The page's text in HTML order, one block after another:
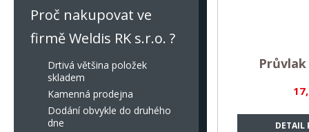
Proč nakupovat ve
firmě Weldis RK s.r.o. ?
Drtivá většina položek
skladem
Kamenná prodejna
Dodání obvykle do druhého
dne
DETAIL